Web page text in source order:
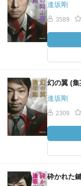
逢坂剛
3589
幻の翼 (
逢坂剛
2309
砕かれた